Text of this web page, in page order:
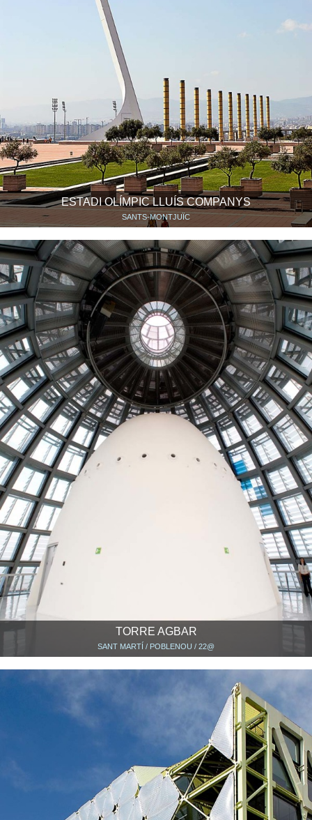
ESTADI OLÍMPIC LLUÍS COMPANYS
SANTS-MONTJUÏC
TORRE AGBAR
SANT MARTÍ / POBLENOU / 22@